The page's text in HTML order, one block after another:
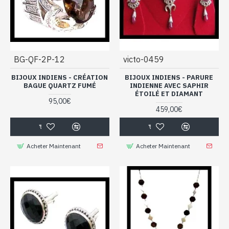
BG-QF-2P-12
BIJOUX INDIENS - CRÉATION
BAGUE QUARTZ FUMÉ
95,00€
Acheter Maintenant
victo-0459
BIJOUX INDIENS - PARURE
INDIENNE AVEC SAPHIR
ÉTOILÉ ET DIAMANT
459,00€
Acheter Maintenant